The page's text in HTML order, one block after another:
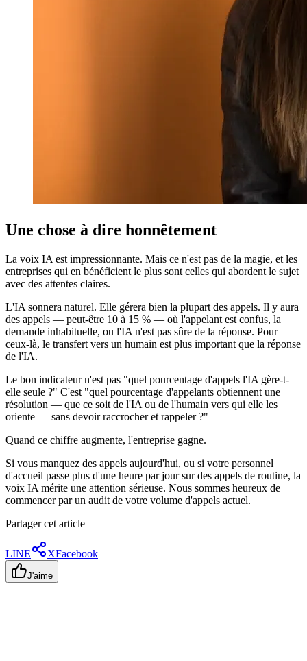
Une chose à dire honnêtement
La voix IA est impressionnante. Mais ce n'est pas de la magie, et les
entreprises qui en bénéficient le plus sont celles qui abordent le sujet
avec des attentes claires.
L'IA sonnera naturel. Elle gérera bien la plupart des appels. Il y aura
des appels — peut-être 10 à 15 % — où l'appelant est confus, la
demande inhabituelle, ou l'IA n'est pas sûre de la réponse. Pour
ceux-là, le transfert vers un humain est plus important que la réponse
de l'IA.
Le bon indicateur n'est pas "quel pourcentage d'appels l'IA gère-t-
elle seule ?" C'est "quel pourcentage d'appelants obtiennent une
résolution — que ce soit de l'IA ou de l'humain vers qui elle les
oriente — sans devoir raccrocher et rappeler ?"
Quand ce chiffre augmente, l'entreprise gagne.
Si vous manquez des appels aujourd'hui, ou si votre personnel
d'accueil passe plus d'une heure par jour sur des appels de routine, la
voix IA mérite une attention sérieuse. Nous sommes heureux de
commencer par un audit de votre volume d'appels actuel.
Partager cet article
LINE XFacebook
J'aime